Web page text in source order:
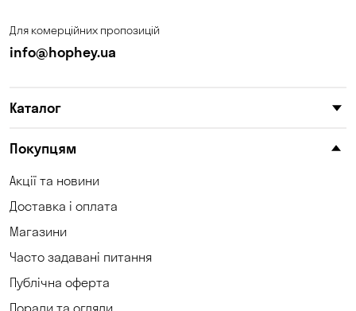
Для комерційних пропозицій
info@hophey.ua
Каталог
Покупцям
Акції та новини
Доставка і оплата
Магазини
Часто задавані питання
Публічна оферта